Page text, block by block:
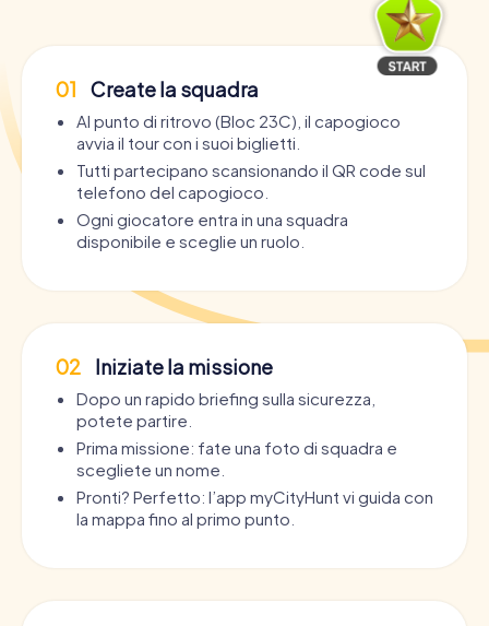
01 Create la squadra
Al punto di ritrovo (Bloc 23C), il capogioco
avvia il tour con i suoi biglietti.
Tutti partecipano scansionando il QR code sul
telefono del capogioco.
Ogni giocatore entra in una squadra
disponibile e sceglie un ruolo.
02 Iniziate la missione
Dopo un rapido briefing sulla sicurezza,
potete partire.
Prima missione: fate una foto di squadra e
scegliete un nome.
Pronti? Perfetto: l’app myCityHunt vi guida con
la mappa fino al primo punto.